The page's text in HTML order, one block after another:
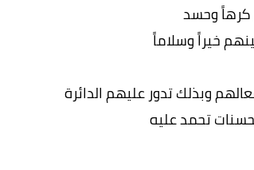
كرهاً وحسد
خيراً وسلاماً
وبذلك تدور عليهم الدائرة
تحمد عليه